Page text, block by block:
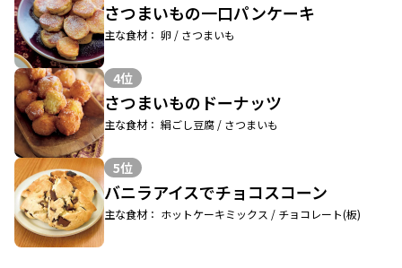
さつまいもの一口パンケーキ
主な食材： 卵 / さつまいも
4位
さつまいものドーナッツ
主な食材： 絹ごし豆腐 / さつまいも
5位
バニラアイスでチョコスコーン
主な食材： ホットケーキミックス / チョコレート(板)